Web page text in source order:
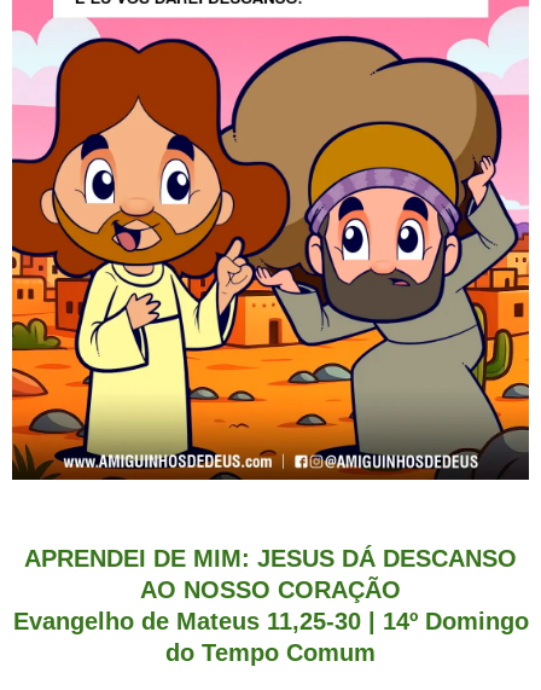
APRENDEI DE MIM: JESUS DÁ DESCANSO
AO NOSSO CORAÇÃO
Evangelho de Mateus 11,25-30 | 14º Domingo
do Tempo Comum